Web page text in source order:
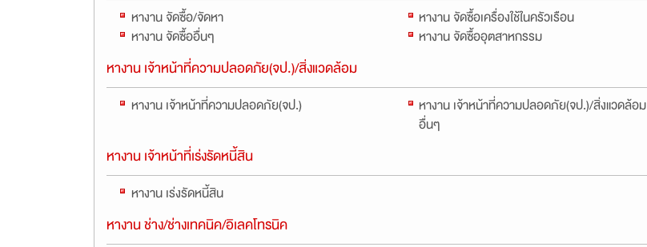
หางาน จัดซื้อ/จัดหา หางาน จัดซื้อเครื่องใช้ในครัวเรือน
หางาน จัดซื้ออื่นๆ
หางาน จัดซื้ออุตสาหกรรม
หางาน เจ้าหน้าที่ความปลอดภัย(จป.)/สิ่งแวดล้อม
หางาน เจ้าหน้าที่ความปลอดภัย(จป.)
หางาน เจ้าหน้าที่ความปลอดภัย(จป.)/สิ่งแวดล้อม
อื่นๆ
หางาน เจ้าหน้าที่เร่งรัดหนี้สิน
หางาน เร่งรัดหนี้สิน
หางาน ช่าง/ช่างเทคนิค/อิเลคโทรนิค